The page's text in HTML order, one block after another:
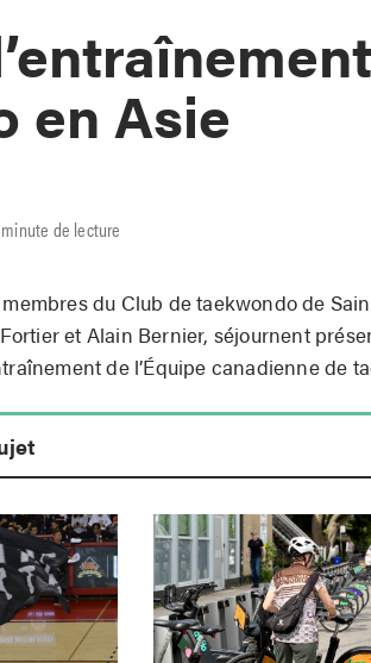
en Asie
minute de lecture
du Club de taekwondo de
et Alain Bernier, séjournent
de l’Équipe canadienne de